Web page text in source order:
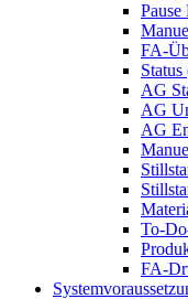
Pause
FA-
Status
AG
AG
AG
To-
FA-